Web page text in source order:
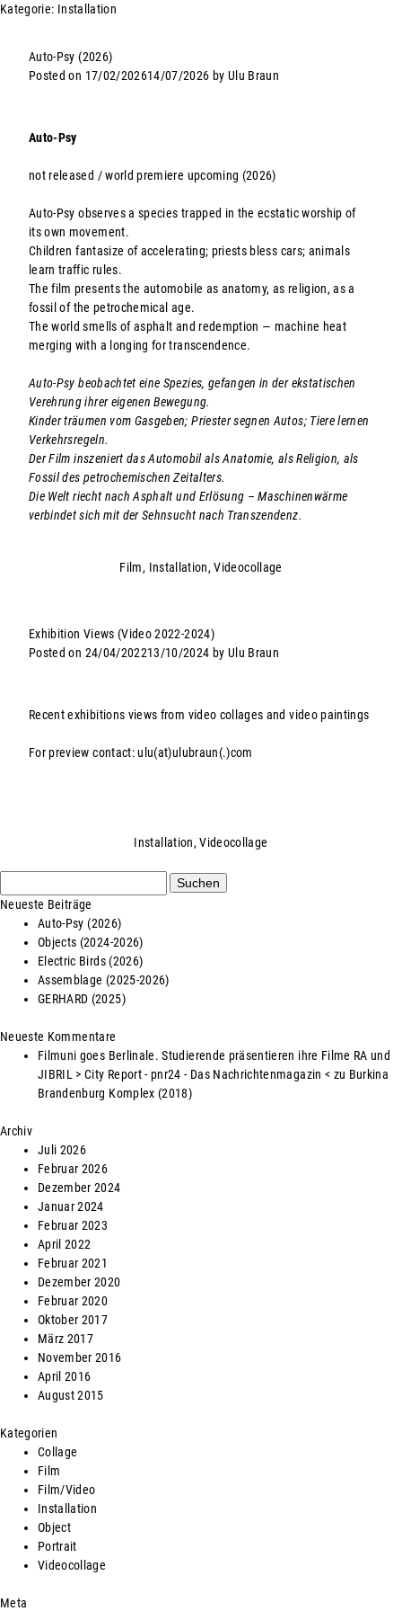
Kategorie: Installation
Auto-Psy (2026)
Posted on 17/02/202614/07/2026 by Ulu Braun
Auto-Psy
not released / world premiere upcoming (2026)
Auto-Psy observes a species trapped in the ecstatic worship of
its own movement.
Children fantasize of accelerating; priests bless cars; animals
learn traffic rules.
The film presents the automobile as anatomy, as religion, as a
fossil of the petrochemical age.
The world smells of asphalt and redemption — machine heat
merging with a longing for transcendence.
Auto-Psy beobachtet eine Spezies, gefangen in der ekstatischen
Verehrung ihrer eigenen Bewegung.
Kinder träumen vom Gasgeben; Priester segnen Autos; Tiere lernen
Verkehrsregeln.
Der Film inszeniert das Automobil als Anatomie, als Religion, als
Fossil des petrochemischen Zeitalters.
Die Welt riecht nach Asphalt und Erlösung – Maschinenwärme
verbindet sich mit der Sehnsucht nach Transzendenz.
Film, Installation,Videocollage
Exhibition Views (Video 2022-2024)
Posted on 24/04/202213/10/2024 by Ulu Braun
Recent exhibitions views from video collages and video paintings
For preview contact: ulu(at)ulubraun(.)com
Installation,Videocollage
nach:
Neueste Beiträge
Auto-Psy (2026)
Objects (2024-2026)
Electric Birds (2026)
Assemblage (2025-2026)
GERHARD (2025)
Neueste Kommentare
Filmuni goes Berlinale. Studierende präsentieren ihre Filme RA und
JIBRIL > City Report - pnr24 - Das Nachrichtenmagazin < zu Burkina
Brandenburg Komplex (2018)
Archiv
Juli 2026
Februar 2026
Dezember 2024
Januar 2024
Februar 2023
April 2022
Februar 2021
Dezember 2020
Februar 2020
Oktober 2017
März 2017
November 2016
April 2016
August 2015
Kategorien
Collage
Film
Film/Video
Installation
Object
Portrait
Videocollage
Meta